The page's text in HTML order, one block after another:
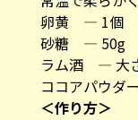
卵黄 ― 1個
砂糖 ― 50g
ラム酒 ― 大
ココアパウ
＜作り方＞